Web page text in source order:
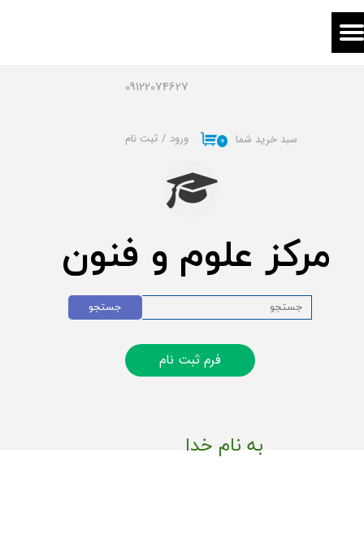
09122074627
مرکز علوم و فنون
۰ سبد خرید شما ورود / ثبت نام
حساب کاربری من
خروج از حساب کاربری
فرم ثبت نام
جستجو
به نام خدا